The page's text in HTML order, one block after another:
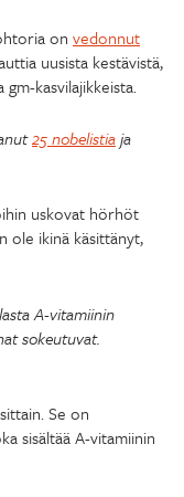
on vedonnut
uusista kestävistä,
kasvilajikkeista.
25 nobelistiaja
uskovat hörhöt
ole ikinä käsittänyt,
A-vitamiinin
sokeutuvat.
Se on
sisältää A-vitamiinin